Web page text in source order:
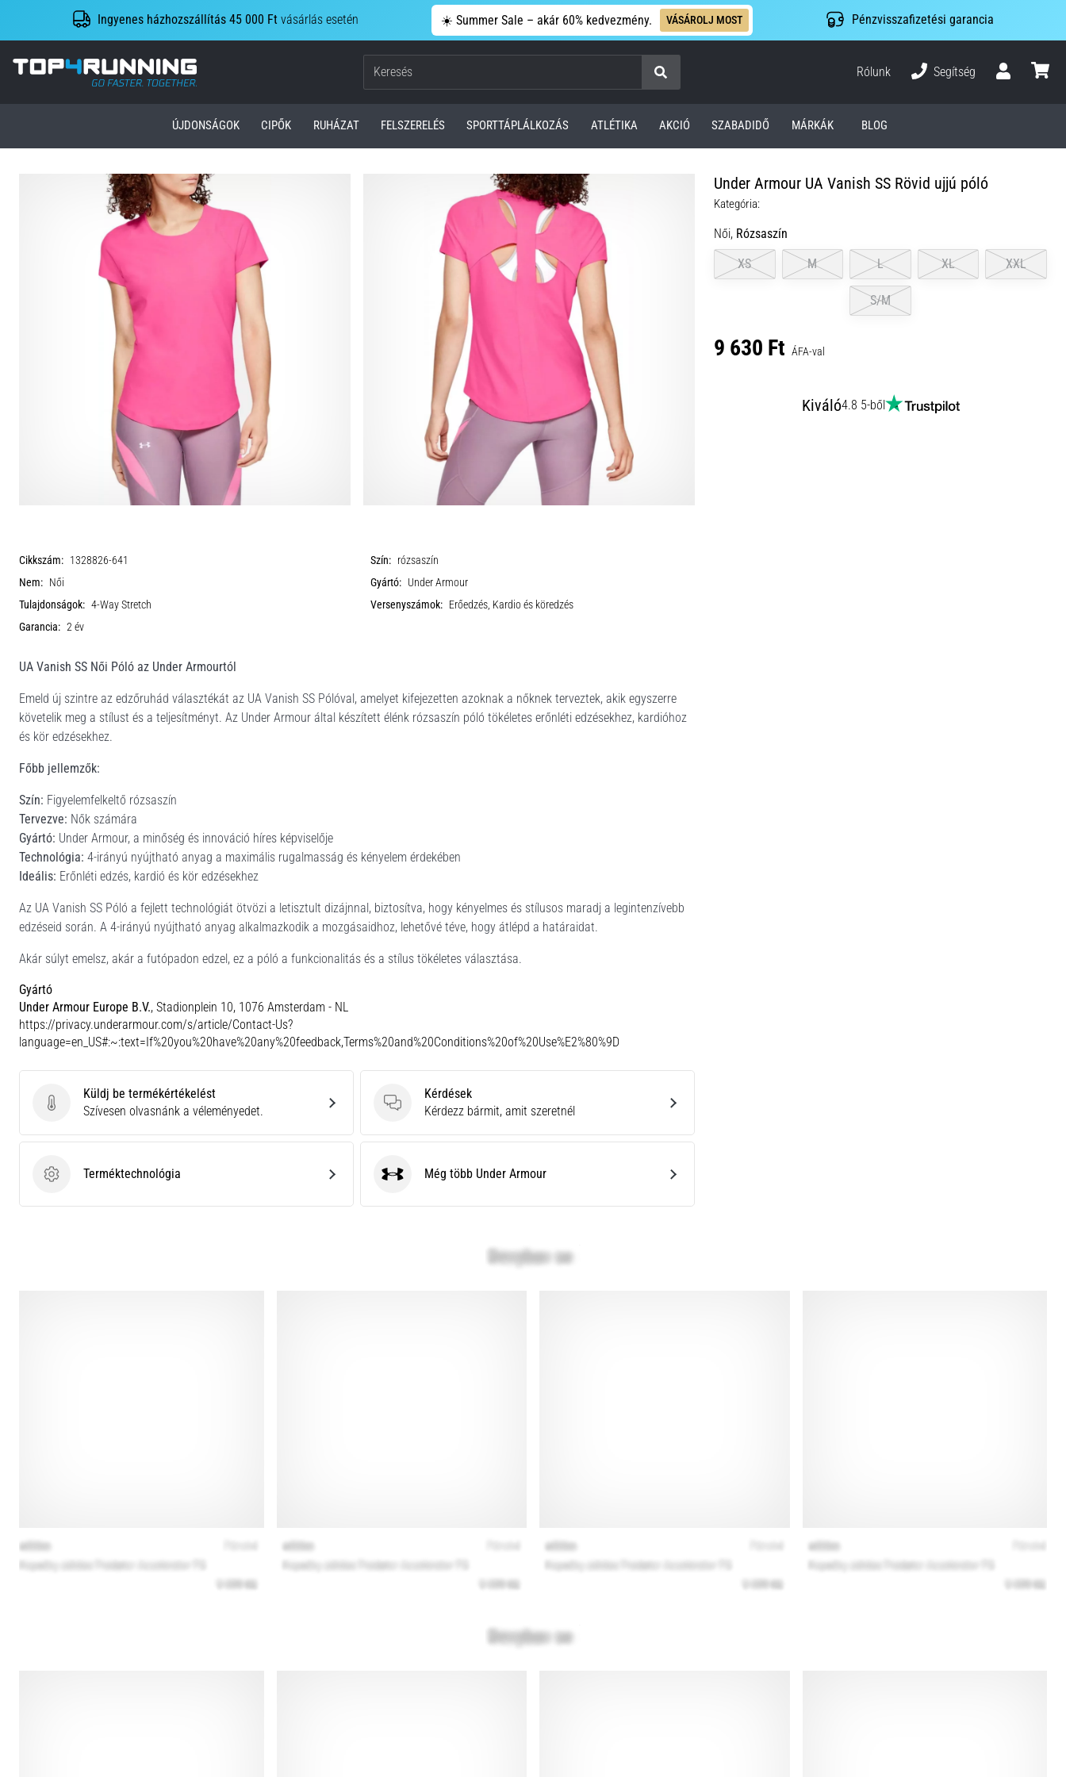
Ingyenes házhozszállítás 45 000 Ft vásárlás esetén ☀️ Summer Sale – akár 60% kedvezmény. VÁSÁROLJ MOST Pénzvisszafizetési garancia
Top4Running.hu
Keresés
Rólunk
Segítség
ÚJDONSÁGOK CIPŐK RUHÁZAT FELSZERELÉS SPORTTÁPLÁLKOZÁS ATLÉTIKA AKCIÓ SZABADIDŐ MÁRKÁK BLOG
Under Armour UA Vanish SS Rövid ujjú póló
Kategória:
Női, Rózsaszín
XS
M L XL XXL
S/M
9 630 Ft ÁFA-val
Kiváló4.8 5-ből
Cikkszám: 1328826-641 Szín: rózsaszín
Nem: Női Gyártó: Under Armour
Tulajdonságok: 4-Way Stretch Versenyszámok: Erőedzés, Kardio és köredzés
Garancia: 2 év
UA Vanish SS Női Póló az Under Armourtól
Emeld új szintre az edzőruhád választékát az UA Vanish SS Pólóval, amelyet kifejezetten azoknak a nőknek terveztek, akik egyszerre
követelik meg a stílust és a teljesítményt. Az Under Armour által készített élénk rózsaszín póló tökéletes erőnléti edzésekhez, kardióhoz
és kör edzésekhez.
Főbb jellemzők:
Szín: Figyelemfelkeltő rózsaszín
Tervezve: Nők számára
Gyártó: Under Armour, a minőség és innováció híres képviselője
Technológia: 4-irányú nyújtható anyag a maximális rugalmasság és kényelem érdekében
Ideális: Erőnléti edzés, kardió és kör edzésekhez
Az UA Vanish SS Póló a fejlett technológiát ötvözi a letisztult dizájnnal, biztosítva, hogy kényelmes és stílusos maradj a legintenzívebb
edzéseid során. A 4-irányú nyújtható anyag alkalmazkodik a mozgásaidhoz, lehetővé téve, hogy átlépd a határaidat.
Akár súlyt emelsz, akár a futópadon edzel, ez a póló a funkcionalitás és a stílus tökéletes választása.
Gyártó
Under Armour Europe B.V., Stadionplein 10, 1076 Amsterdam - NL
https://privacy.underarmour.com/s/article/Contact-Us?
language=en_US#:~:text=If%20you%20have%20any%20feedback,Terms%20and%20Conditions%20of%20Use%E2%80%9D
Küldj be termékértékelést
Küldj be termékértékelést
Szívesen olvasnánk a véleményedet.
Kérdések
Kérdések
Kérdezz bármit, amit szeretnél
Terméktechnológia
Terméktechnológia Under ArmourMég több Under Armour